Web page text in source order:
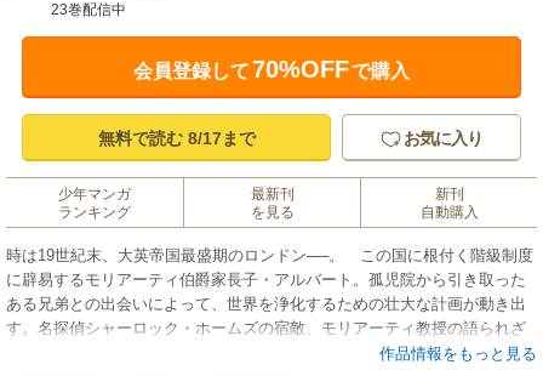
23巻配信中
会員登録して70%OFFで購入
無料で読む 8/17まで お気に入り
少年マンガ
ランキング
最新刊
を見る
新刊
自動購入
時は19世紀末、大英帝国最盛期のロンドン──。 この国に根付く階級制度
に辟易するモリアーティ伯爵家長子・アルバート。孤児院から引き取った
ある兄弟との出会いによって、世界を浄化するための壮大な計画が動き出
す。名探偵シャーロック・ホームズの宿敵、モリアーティ教授の語られざ
作品情報をもっと見る